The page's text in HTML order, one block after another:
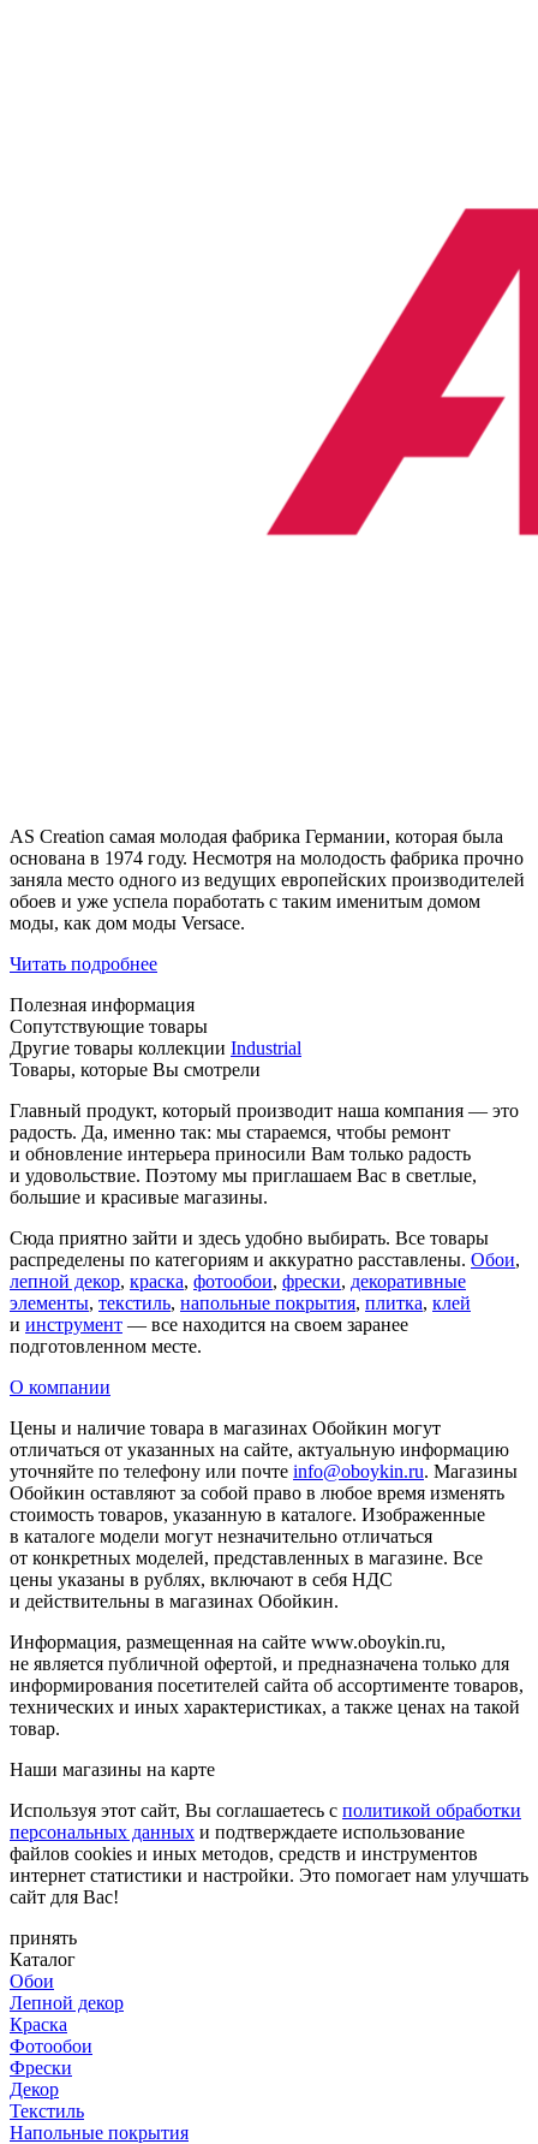
AS Creation самая молодая фабрика Германии, которая была
основана в 1974 году. Несмотря на молодость фабрика прочно
заняла место одного из ведущих европейских производителей
обоев и уже успела поработать с таким именитым домом
моды, как дом моды Versace.
Читать подробнее
Полезная информация
Сопутствующие товары
Другие товары коллекции Industrial
Товары, которые Вы смотрели
Главный продукт, который производит наша компания — это
радость. Да, именно так: мы стараемся, чтобы ремонт
и обновление интерьера приносили Вам только радость
и удовольствие. Поэтому мы приглашаем Вас в светлые,
большие и красивые магазины.
Сюда приятно зайти и здесь удобно выбирать. Все товары
распределены по категориям и аккуратно расставлены. Обои,
лепной декор, краска, фотообои, фрески, декоративные
элементы, текстиль, напольные покрытия, плитка, клей
и инструмент — все находится на своем заранее
подготовленном месте.
О компании
Цены и наличие товара в магазинах Обойкин могут
отличаться от указанных на сайте, актуальную информацию
уточняйте по телефону или почте info@oboykin.ru. Магазины
Обойкин оставляют за собой право в любое время изменять
стоимость товаров, указанную в каталоге. Изображенные
в каталоге модели могут незначительно отличаться
от конкретных моделей, представленных в магазине. Все
цены указаны в рублях, включают в себя НДС
и действительны в магазинах Обойкин.
Информация, размещенная на сайте www.oboykin.ru,
не является публичной офертой, и предназначена только для
информирования посетителей сайта об ассортименте товаров,
технических и иных характеристиках, а также ценах на такой
товар.
Наши магазины на карте
Используя этот сайт, Вы соглашаетесь с политикой обработки
персональных данных и подтверждаете использование
файлов cookies и иных методов, средств и инструментов
интернет статистики и настройки. Это помогает нам улучшать
сайт для Вас!
принять
Каталог
Обои
Лепной декор
Краска
Фотообои
Фрески
Декор
Текстиль
Напольные покрытия